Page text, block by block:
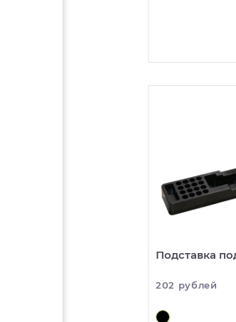
Подставка
202 рублей